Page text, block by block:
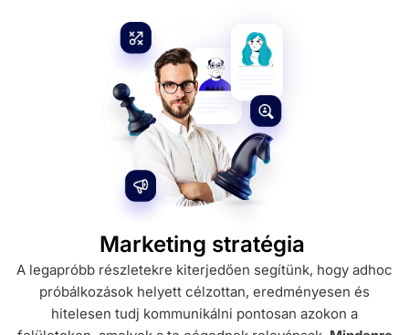
Marketing stratégia
A legapróbb részletekre kiterjedően segítünk, hogy adhoc
próbálkozások helyett célzottan, eredményesen és
hitelesen tudj kommunikálni pontosan azokon a